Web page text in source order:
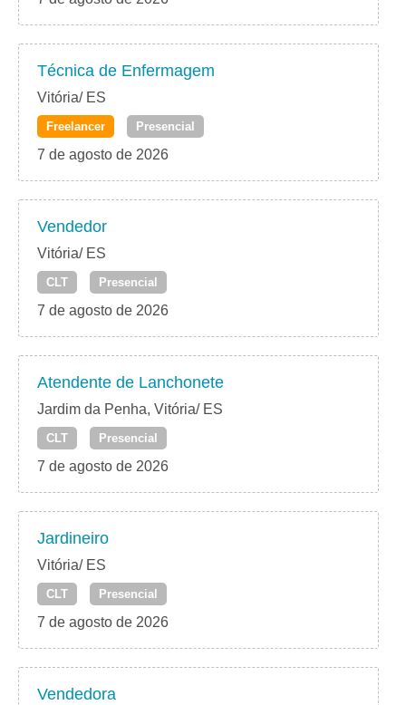
Técnica de Enfermagem
Vitória/ ES
Freelancer Presencial
7 de agosto de 2026
Vendedor
Vitória/ ES
CLT Presencial
7 de agosto de 2026
Atendente de Lanchonete
Jardim da Penha, Vitória/ ES
CLT Presencial
7 de agosto de 2026
Jardineiro
Vitória/ ES
CLT Presencial
7 de agosto de 2026
Vendedora